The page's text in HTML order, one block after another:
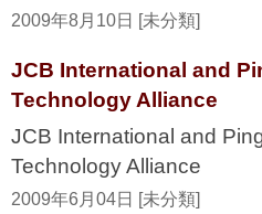
2009年8月10日 [未分類]
JCB International and
Technology Alliance
JCB International and
Technology Alliance
2009年6月04日 [未分類]